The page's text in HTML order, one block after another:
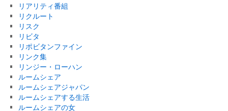
リアリティ番組
リクルート
リスク
リビタ
リポビタンファイン
リンク集
リンジー・ローハン
ルームシェア
ルームシェアジャパン
ルームシェアする生活
ルームシェアの女